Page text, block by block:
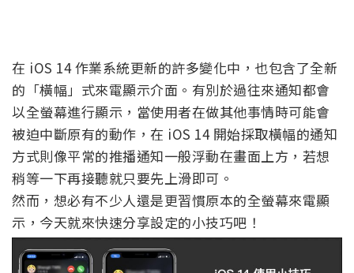
在 iOS 14 作業系統更新的許多變化中，也包含了全新
的「橫幅」式來電顯示介面。有別於過往來通知都會
以全螢幕進行顯示，當使用者在做其他事情時可能會
被迫中斷原有的動作，在 iOS 14 開始採取橫幅的通知
方式則像平常的推播通知一般浮動在畫面上方，若想
稍等一下再接聽就只要先上滑即可。
然而，想必有不少人還是更習慣原本的全螢幕來電顯
示，今天就來快速分享設定的小技巧吧！